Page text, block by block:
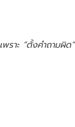
ราะ “ตั้งคำถามผิด”